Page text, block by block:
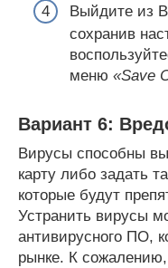
Выйдите из
сохранив
меню «Save
Вариант 6:
Вирусы способны
карту либо задать
которые будут
Устранить вирусы
антивирусного ПО,
рынке. К сожалению,